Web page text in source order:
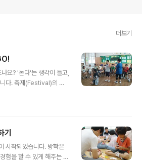
더보기
요? '논다'는 생각이 들고,
다. 축제(Festival)의 사
하여 의식을 행하는 행
하기 위해 사람들이 정보
요한 장치로서의 의미를
가지입니다. 늘 반복되
기
시작되었습니다. 방학은
험을 할 수 있게 해주는 기